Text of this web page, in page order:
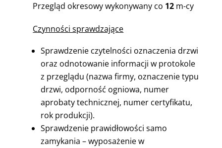
Przegląd okresowy wykonywany co 12 m-cy
Czynności sprawdzające
Sprawdzenie czytelności oznaczenia drzwi
oraz odnotowanie informacji w protokole
z przeglądu (nazwa firmy, oznaczenie typu
drzwi, odporność ogniowa, numer
aprobaty technicznej, numer certyfikatu,
rok produkcji).
Sprawdzenie prawidłowości samo
zamykania – wyposażenie w